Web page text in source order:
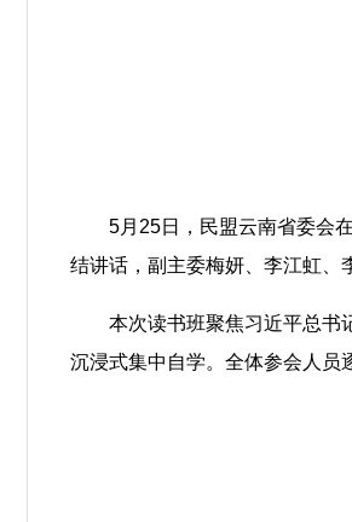
5月25日，民盟云南省委会
结讲话，副主委梅妍、李江虹、
本次读书班聚焦习近平总书
沉浸式集中自学。全体参会人员